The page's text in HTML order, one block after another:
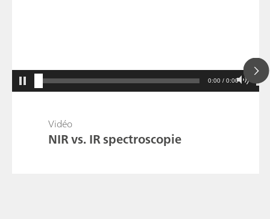
0:00 / 0:00
Vidéo
NIR vs. IR spectroscopie